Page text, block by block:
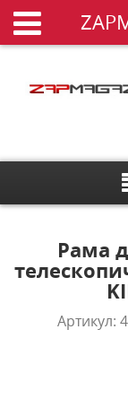
Рама
Артикул: